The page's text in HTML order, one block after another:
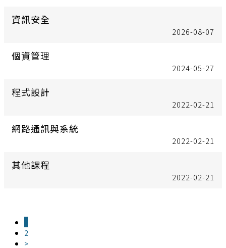
資訊安全
2026-08-07
個資管理
2024-05-27
程式設計
2022-02-21
網路通訊與系統
2022-02-21
其他課程
2022-02-21
2
>